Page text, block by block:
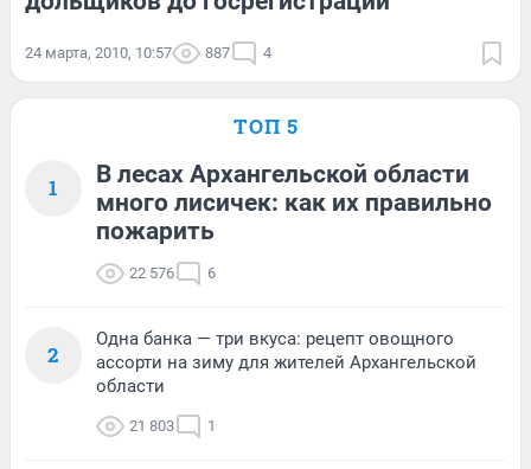
24 марта, 2010, 10:57 887 4
ТОП 5
1
В лесах Архангельской области
много лисичек: как их правильно
пожарить
22 576 6
2
Одна банка — три вкуса: рецепт овощного
ассорти на зиму для жителей Архангельской
области
21 803 1